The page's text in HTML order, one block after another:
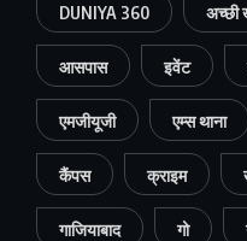
DUNIYA 360 अच्छी
आसपास इवेंट
एमजीयूजी एम्स थाना
कैंपस क्राइम
गाजियाबाद गो